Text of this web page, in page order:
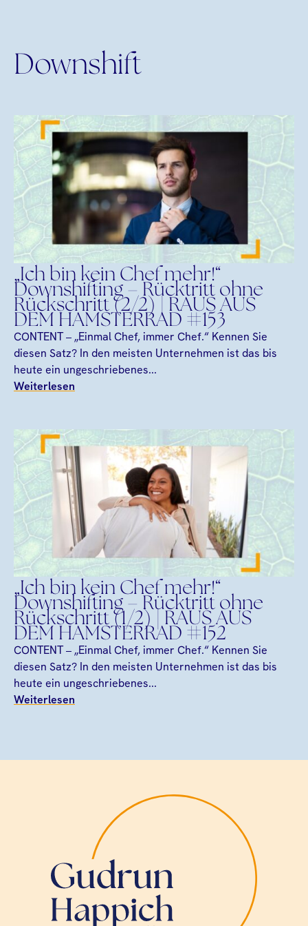
Downshift
„Ich bin kein Chef mehr!“
Downshifting – Rücktritt ohne
Rückschritt (2/2) | RAUS AUS
DEM HAMSTERRAD #153
CONTENT – „Einmal Chef, immer Chef.“ Kennen Sie
diesen Satz? In den meisten Unternehmen ist das bis
heute ein ungeschriebenes...
Weiterlesen
„Ich bin kein Chef mehr!“
Downshifting – Rücktritt ohne
Rückschritt (1/2) | RAUS AUS
DEM HAMSTERRAD #152
CONTENT – „Einmal Chef, immer Chef.“ Kennen Sie
diesen Satz? In den meisten Unternehmen ist das bis
heute ein ungeschriebenes...
Weiterlesen